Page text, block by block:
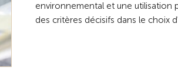
environnemental et une utilisation
des critères décisifs dans le choix